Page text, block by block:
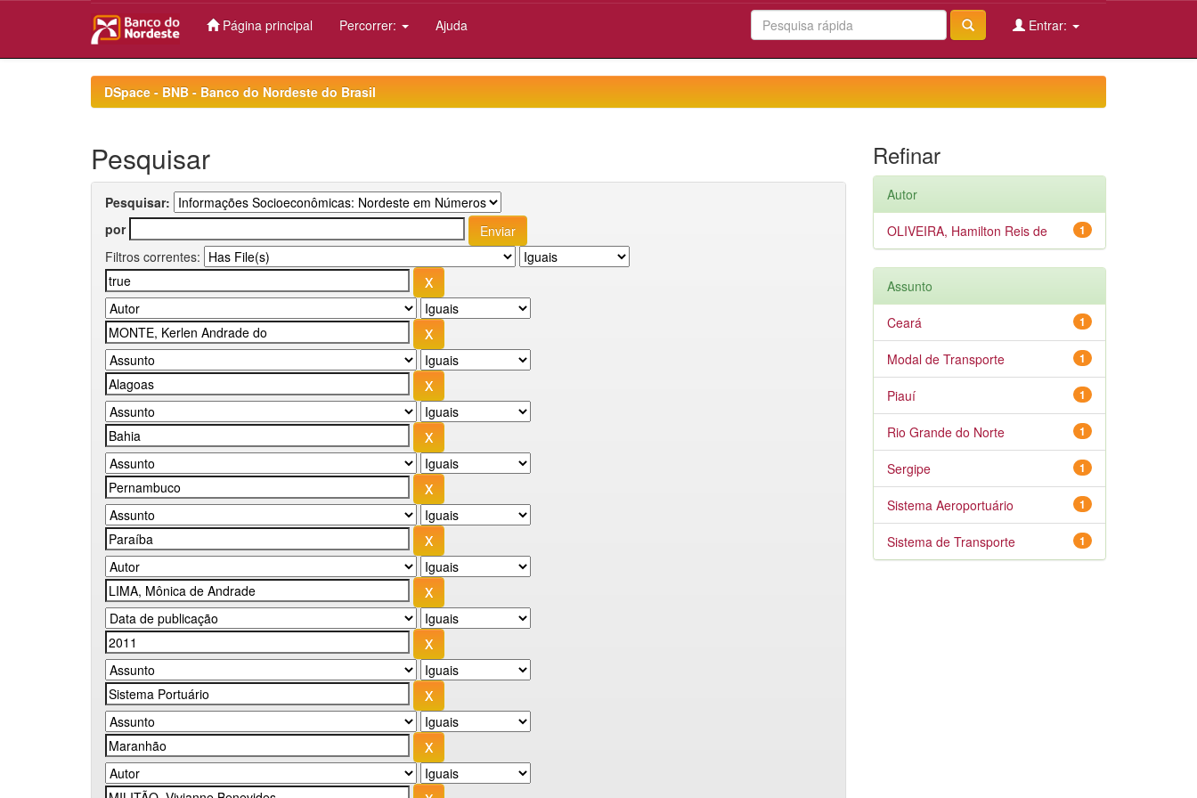
Página principal Percorrer: Ajuda Entrar:
DSpace - BNB - Banco do Nordeste do Brasil
Pesquisar
Pesquisar:
por
Filtros correntes:
Refinar
Autor
1
OLIVEIRA, Hamilton Reis de
Assunto
1
Ceará
1
Modal de Transporte
1
Piauí
1
Rio Grande do Norte
1
Sergipe
1
Sistema Aeroportuário
1
Sistema de Transporte